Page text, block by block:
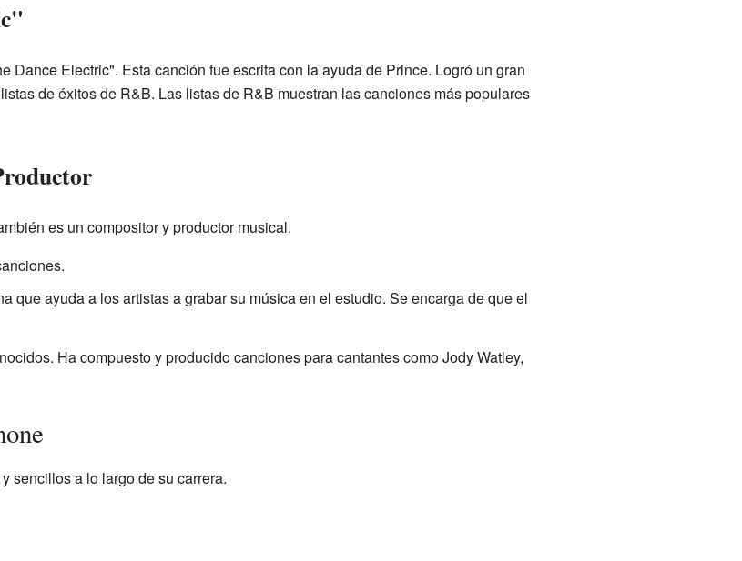
Dance Electric". Esta canción fue escrita con la ayuda de Prince. Logró un gran
de éxitos de R&B. Las listas de R&B muestran las canciones más populares
es un compositor y productor musical.
que ayuda a los artistas a grabar su música en el estudio. Se encarga de que el
Ha compuesto y producido canciones para cantantes como Jody Watley,
sencillos a lo largo de su carrera.